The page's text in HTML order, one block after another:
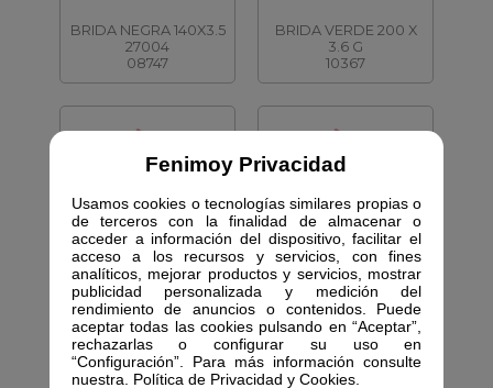
Fenimoy Privacidad
Usamos cookies o tecnologías similares propias o
de terceros con la finalidad de almacenar o
acceder a información del dispositivo, facilitar el
acceso a los recursos y servicios, con fines
analíticos, mejorar productos y servicios, mostrar
publicidad personalizada y medición del
rendimiento de anuncios o contenidos. Puede
aceptar todas las cookies pulsando en “Aceptar”,
rechazarlas o configurar su uso en
“Configuración”. Para más información consulte
nuestra. Política de Privacidad y Cookies.
BRIDA NEGRA 140X3.5
27004
08747
BRIDA VERDE 200 X
3.6 G
10367
TIRAF-BICROM 3.5X20
19X20 G
10730
TIRAF-BICROM 3 X30
18X30
11323